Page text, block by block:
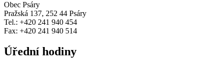
Obec Psáry
Pražská 137, 252 44 Psáry
Tel.: +420 241 940 454
Fax: +420 241 940 514
Úřední hodiny